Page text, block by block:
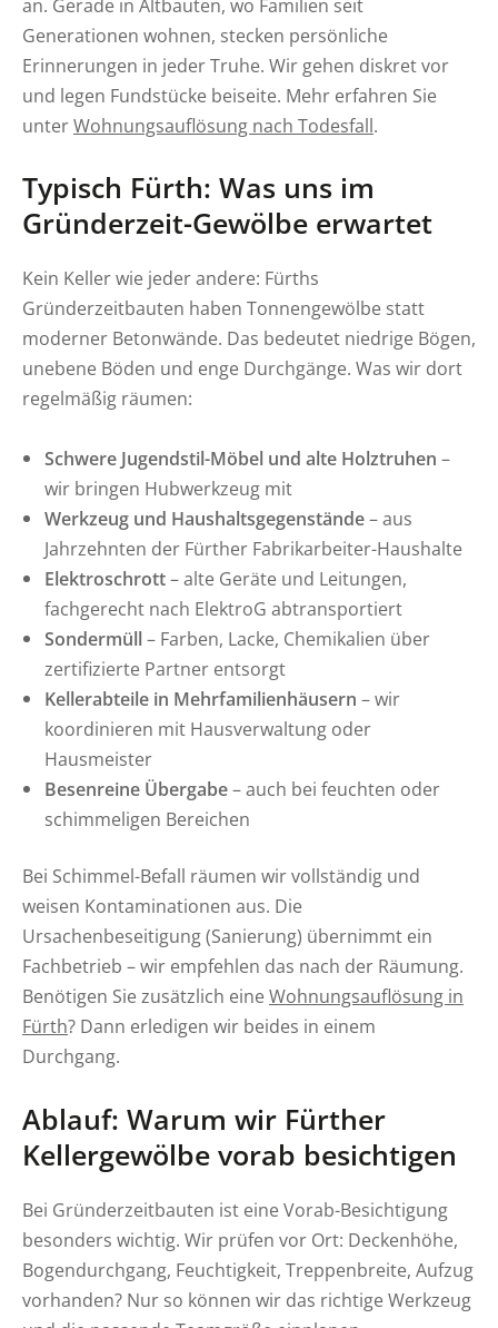
an. Gerade in Altbauten, wo Familien seit
Generationen wohnen, stecken persönliche
Erinnerungen in jeder Truhe. Wir gehen diskret vor
und legen Fundstücke beiseite. Mehr erfahren Sie
unterWohnungsauflösung nach Todesfall.
Typisch Fürth: Was uns im
Gründerzeit-Gewölbe erwartet
Kein Keller wie jeder andere: Fürths
Gründerzeitbauten haben Tonnengewölbe statt
moderner Betonwände. Das bedeutet niedrige Bögen,
unebene Böden und enge Durchgänge. Was wir dort
regelmäßig räumen:
Schwere Jugendstil-Möbel und alte Holztruhen –
wir bringen Hubwerkzeug mit
Werkzeug und Haushaltsgegenstände– aus
Jahrzehnten der Fürther Fabrikarbeiter-Haushalte
Elektroschrott– alte Geräte und Leitungen,
fachgerecht nach ElektroG abtransportiert
Sondermüll– Farben, Lacke, Chemikalien über
zertifizierte Partner entsorgt
Kellerabteile in Mehrfamilienhäusern – wir
koordinieren mit Hausverwaltung oder
Hausmeister
Besenreine Übergabe– auch bei feuchten oder
schimmeligen Bereichen
Bei Schimmel-Befall räumen wir vollständig und
weisen Kontaminationen aus. Die
Ursachenbeseitigung (Sanierung) übernimmt ein
Fachbetrieb – wir empfehlen das nach der Räumung.
Benötigen Sie zusätzlich eineWohnungsauflösung in
Fürth? Dann erledigen wir beides in einem
Durchgang.
Ablauf: Warum wir Fürther
Kellergewölbe vorab besichtigen
Bei Gründerzeitbauten ist eine Vorab-Besichtigung
besonders wichtig. Wir prüfen vor Ort: Deckenhöhe,
Bogendurchgang, Feuchtigkeit, Treppenbreite, Aufzug
vorhanden? Nur so können wir das richtige Werkzeug